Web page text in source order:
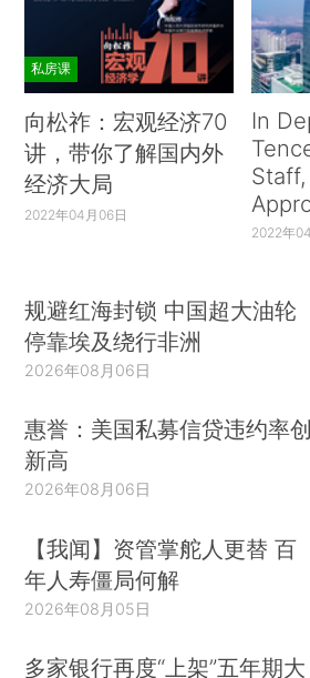
私房课
向松祚：宏观经济70
讲，带你了解国内外
经济大局
2022年04月06日
In
Staff,
2022年
规避红海封锁 中国超大油轮
停靠埃及绕行非洲
2026年08月06日
惠誉：美国私募信贷违约率创
新高
2026年08月06日
【我闻】资管掌舵人更替 百
年人寿僵局何解
2026年08月05日
多家银行再度“上架”五年期大